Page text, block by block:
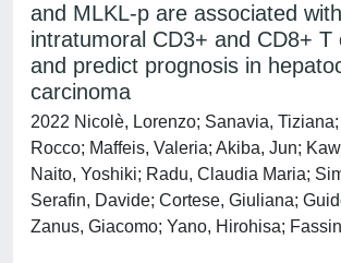
and MLKL-p are associated with
intratumoral CD3+ and CD8+ T
and predict prognosis in
carcinoma
2022 Nicolè, Lorenzo; Sanavia,
Rocco; Maffeis, Valeria; Akiba, Jun;
Naito, Yoshiki; Radu, Claudia Maria;
Serafin, Davide; Cortese, Giuliana;
Zanus, Giacomo; Yano, Hirohisa;